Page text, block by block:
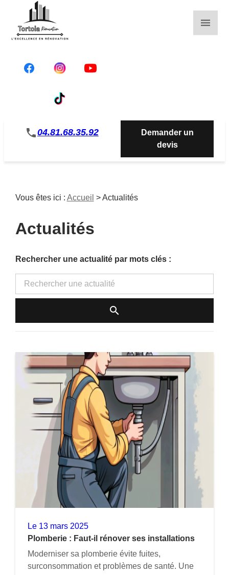
phone04.81.68.35.92
Demander un
devis
Vous êtes ici : Accueil > Actualités
Actualités
Rechercher une actualité par mots clés :
Le 13 mars 2025
Plomberie : Faut-il rénover ses installations
avant qu'il ne soit trop tard ?
Moderniser sa plomberie évite fuites,
surconsommation et problèmes de santé. Une
Panneau de gestion des cookies